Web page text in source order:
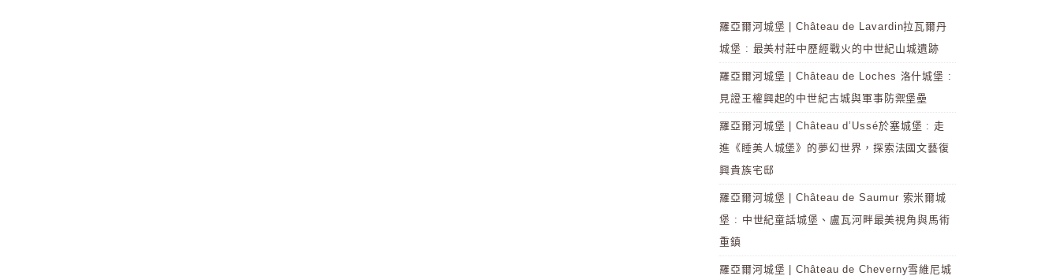
羅亞爾河城堡 | Château de Lavardin拉瓦爾丹
城堡 : 最美村莊中歷經戰火的中世紀山城遺跡
羅亞爾河城堡 | Château de Loches 洛什城堡 :
見證王權興起的中世紀古城與軍事防禦堡壘
羅亞爾河城堡 | Château d’Ussé於塞城堡 : 走
進《睡美人城堡》的夢幻世界，探索法國文藝復
興貴族宅邸
羅亞爾河城堡 | Château de Saumur 索米爾城
堡 : 中世紀童話城堡、盧瓦河畔最美視角與馬術
重鎮
羅亞爾河城堡 | Château de Cheverny雪維尼城